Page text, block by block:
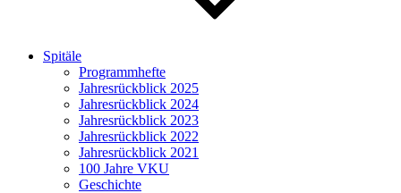
Spitäle
Programmhefte
Jahresrückblick 2025
Jahresrückblick 2024
Jahresrückblick 2023
Jahresrückblick 2022
Jahresrückblick 2021
100 Jahre VKU
Geschichte